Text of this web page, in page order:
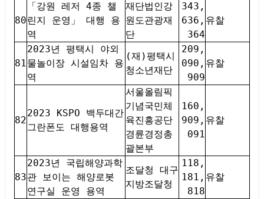
80
「강원 레저 4종 챌
린지 운영」 대행 용
역
재단법인강
원도관광재
단
343,
636,
364
유찰
81
2023년 평택시 야외
물놀이장 시설임차 용
역
(재)평택시
청소년재단
209,
090,
909
유찰
82
2023 KSPO 백두대간
그란폰도 대행용역
서울올림픽
기념국민체
육진흥공단
경륜경정총
괄본부
160,
909,
091
유찰
83
2023년 국립해양과학
관 보이는 해양로봇
연구실 운영 용역
조달청 대구
지방조달청
118,
181,
818
유찰